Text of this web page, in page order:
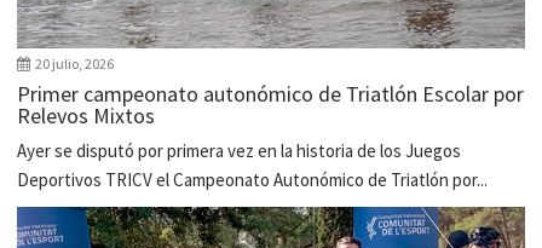
20 julio, 2026
Primer campeonato autonómico de Triatlón Escolar por
Relevos Mixtos
Ayer se disputó por primera vez en la historia de los Juegos
Deportivos TRICV el Campeonato Autonómico de Triatlón por...